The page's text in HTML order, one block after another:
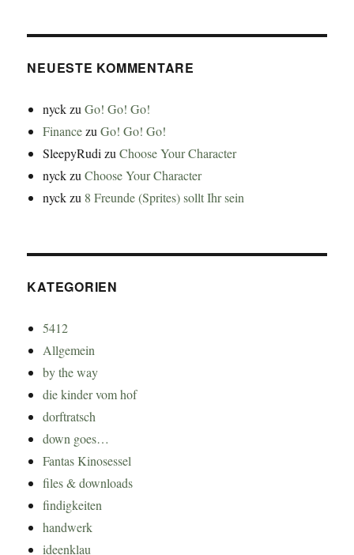
NEUESTE KOMMENTARE
nyckzuGo! Go! Go!
FinancezuGo! Go! Go!
SleepyRudi zuChoose Your Character
nyckzuChoose Your Character
nyckzu 8 Freunde (Sprites) sollt Ihr sein
KATEGORIEN
5412
Allgemein
by the way
die kinder vom hof
dorftratsch
down goes…
Fantas Kinosessel
files & downloads
findigkeiten
handwerk
ideenklau